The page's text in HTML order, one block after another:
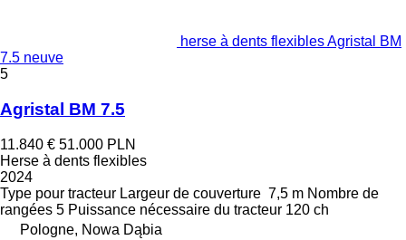
herse à dents flexibles Agristal BM
7.5 neuve
5
Agristal BM 7.5
11.840 € 51.000 PLN
Herse à dents flexibles
2024
Type pour tracteur Largeur de couverture 7,5 m Nombre de
rangées 5 Puissance nécessaire du tracteur 120 ch
Pologne, Nowa Dąbia